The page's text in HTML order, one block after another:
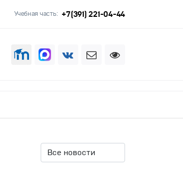
Учебная часть: +7(391) 221-04-44